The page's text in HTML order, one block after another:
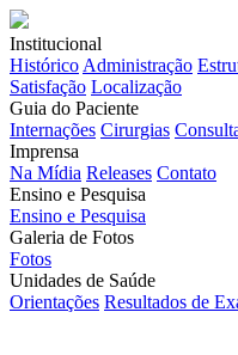
Institucional
Histórico Administração
Satisfação Localização
Guia do Paciente
Internações Cirurgias
Imprensa
Na Mídia Releases Contato
Ensino e Pesquisa
Ensino e Pesquisa
Galeria de Fotos
Fotos
Unidades de Saúde
Orientações Resultados de